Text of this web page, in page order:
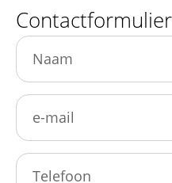
Contactformulier